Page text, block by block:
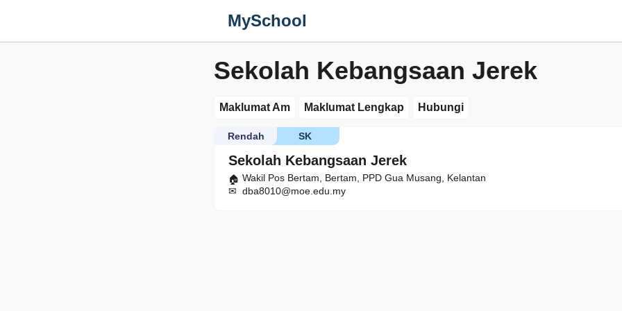
MySchool
Sekolah Kebangsaan Jerek
Maklumat Am Maklumat Lengkap Hubungi
Sekolah Kebangsaan Jerek
SK
Rendah
Wakil Pos Bertam, Bertam, PPD Gua Musang, Kelantan
dba8010@moe.edu.my